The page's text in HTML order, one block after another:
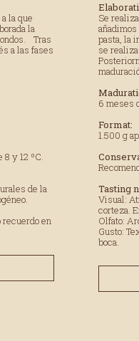
la que
la
Tras
a las fases
y 12 ºC.
de la
recuerdo en
Se
pasta, la
se
6 meses
Format:
1.500 g
Tasting
Visual:
corteza.
Olfato:
Gusto:
boca.